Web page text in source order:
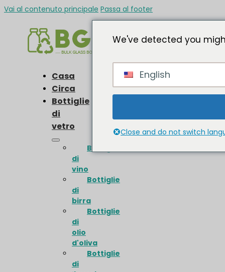
Vai al contenuto principale Passa al footer
Casa
Circa
Bottiglie
di
vetro
Bottiglie
di
vino
Bottiglie
di
birra
Bottiglie
di
olio
d'oliva
Bottiglie
di
We've detected you
English
Close and do not switch